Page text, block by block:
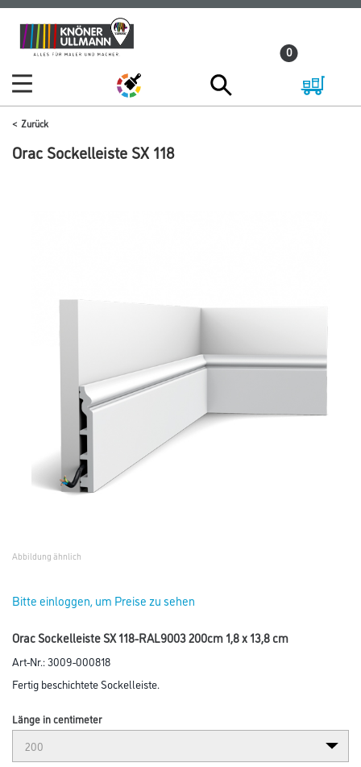
Zum
Inhalt
Zum
Navigationsmenü
0
Zurück
Orac Sockelleiste SX 118
Abbildung ähnlich
Bitte einloggen, um Preise zu sehen
Orac Sockelleiste SX 118-RAL9003 200cm 1,8 x 13,8 cm
Art-Nr.:3009-000818
Fertig beschichtete Sockelleiste.
Länge in centimeter